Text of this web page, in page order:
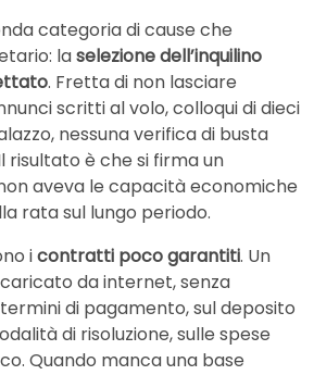
categoria di cause che
laselezione dell’inquilino
. Fretta di non lasciare
scritti al volo, colloqui di dieci
nessuna verifica di busta
risultato è che si firma un
aveva le capacità economiche
rata sul lungo periodo.
icontratti poco garantiti. Un
da internet, senza
di pagamento, sul deposito
di risoluzione, sulle spese
Quando manca una base